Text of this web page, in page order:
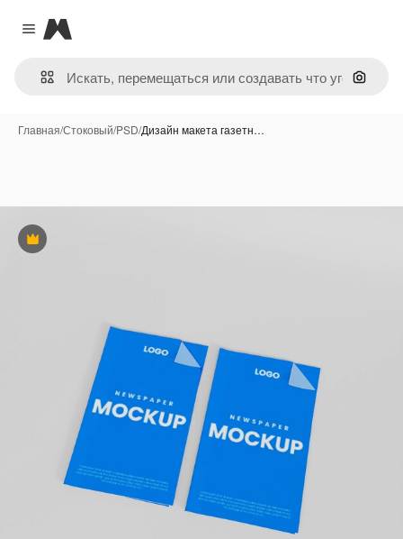
Close menu
Magnific
Поиск
Главная/Стоковый/PSD/Дизайн макета газетн…
Премиум